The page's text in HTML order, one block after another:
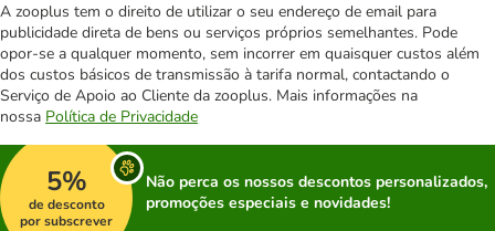
A zooplus tem o direito de utilizar o seu endereço de email para
publicidade direta de bens ou serviços próprios semelhantes. Pode
opor-se a qualquer momento, sem incorrer em quaisquer custos além
dos custos básicos de transmissão à tarifa normal, contactando o
Serviço de Apoio ao Cliente da zooplus. Mais informações na
nossa Política de Privacidade
5%
de desconto
por subscrever
Não perca os nossos descontos personalizados,
promoções especiais e novidades!